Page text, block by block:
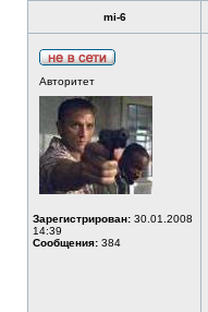
mi-6
Авторитет
Зарегистрирован: 30.01.2008
14:39
Сообщения: 384